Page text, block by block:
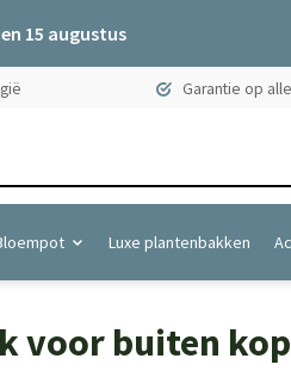
15 augustus
Garantie op
Luxe plantenbakken
voor buiten